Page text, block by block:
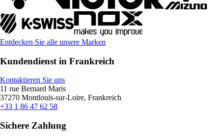
Entdecken Sie alle unsere Marken
Kundendienst in Frankreich
Kontaktieren Sie uns
11 rue Bernard Maris
37270 Montlouis-sur-Loire, Frankreich
+33 1 86 47 62 58
Sichere Zahlung